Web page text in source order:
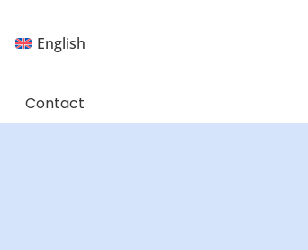
English
Contact